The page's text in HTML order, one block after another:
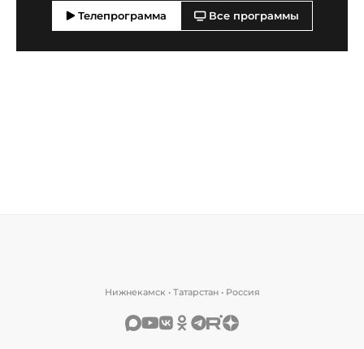
Телепрограмма Все программы
Нижнекамск • Татарстан • Россия